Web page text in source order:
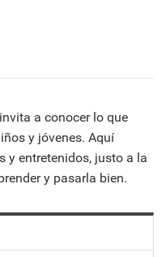
a conocer lo que
y jóvenes. Aquí
y entretenidos, justo a la
y pasarla bien.